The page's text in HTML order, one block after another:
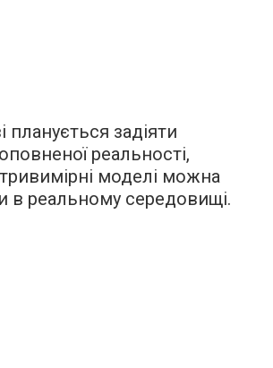
планується задіяти
реальності,
моделі можна
в реальному середовищі.